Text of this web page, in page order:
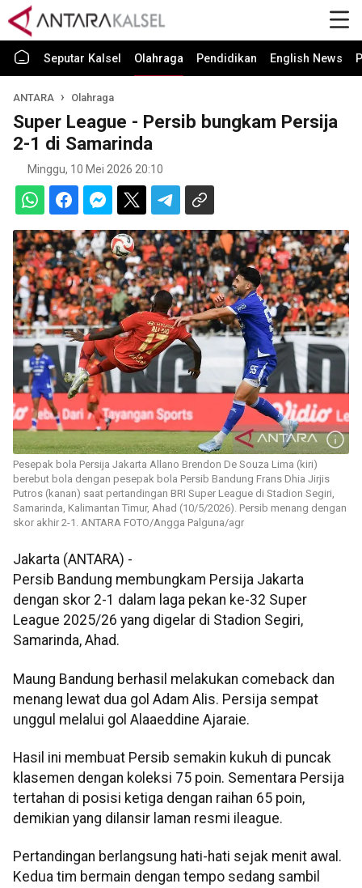
Seputar Kalsel Olahraga Pendidikan English News
ANTARA Olahraga
Super League - Persib bungkam Persija
2-1 di Samarinda
Minggu, 10 Mei 2026 20:10
Pesepak bola Persija Jakarta Allano Brendon De Souza Lima (kiri)
berebut bola dengan pesepak bola Persib Bandung Frans Dhia Jirjis
Putros (kanan) saat pertandingan BRI Super League di Stadion Segiri,
Samarinda, Kalimantan Timur, Ahad (10/5/2026). Persib menang dengan
skor akhir 2-1. ANTARA FOTO/Angga Palguna/agr
Jakarta (ANTARA) -
Persib Bandung membungkam Persija Jakarta
dengan skor 2-1 dalam laga pekan ke-32 Super
League 2025/26 yang digelar di Stadion Segiri,
Samarinda, Ahad.
Maung Bandung berhasil melakukan comeback dan
menang lewat dua gol Adam Alis. Persija sempat
unggul melalui gol Alaaeddine Ajaraie.
Hasil ini membuat Persib semakin kukuh di puncak
klasemen dengan koleksi 75 poin. Sementara Persija
tertahan di posisi ketiga dengan raihan 65 poin,
demikian yang dilansir laman resmi ileague.
Pertandingan berlangsung hati-hati sejak menit awal.
Kedua tim bermain dengan tempo sedang sambil